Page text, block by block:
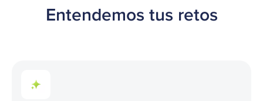
Entendemos tus retos